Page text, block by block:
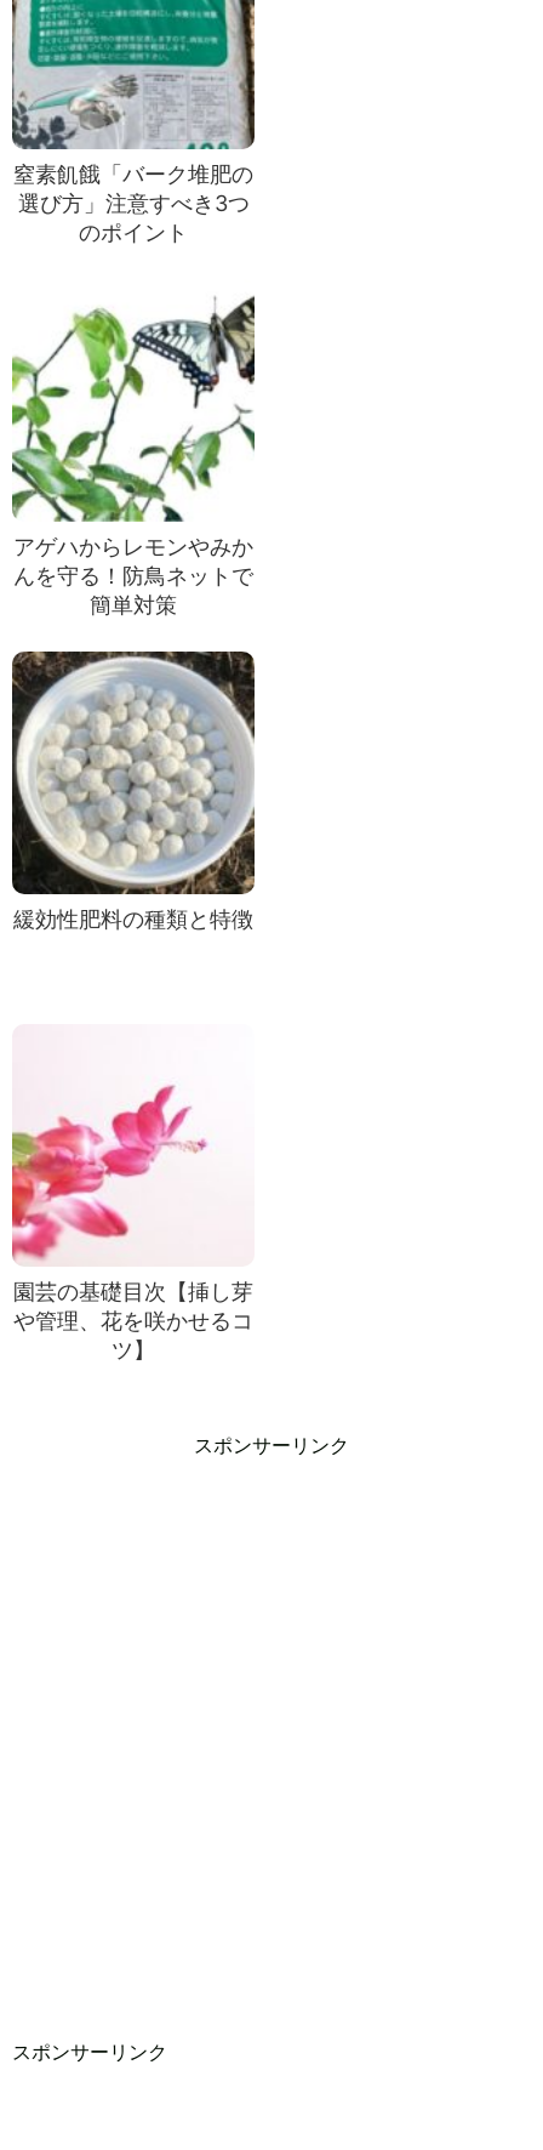
窒素飢餓「バーク堆肥の
選び方」注意すべき3つ
のポイント
アゲハからレモンやみか
んを守る！防鳥ネットで
簡単対策
緩効性肥料の種類と特徴
園芸の基礎目次【挿し芽
や管理、花を咲かせるコ
ツ】
スポンサーリンク
スポンサーリンク